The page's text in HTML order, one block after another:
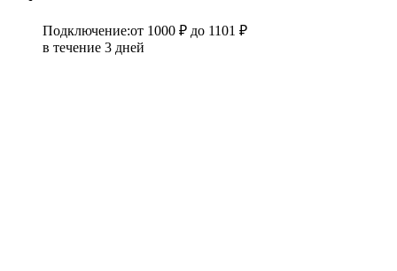
Подключение:от 1000 ₽ до 1101 ₽
в течение 3 дней